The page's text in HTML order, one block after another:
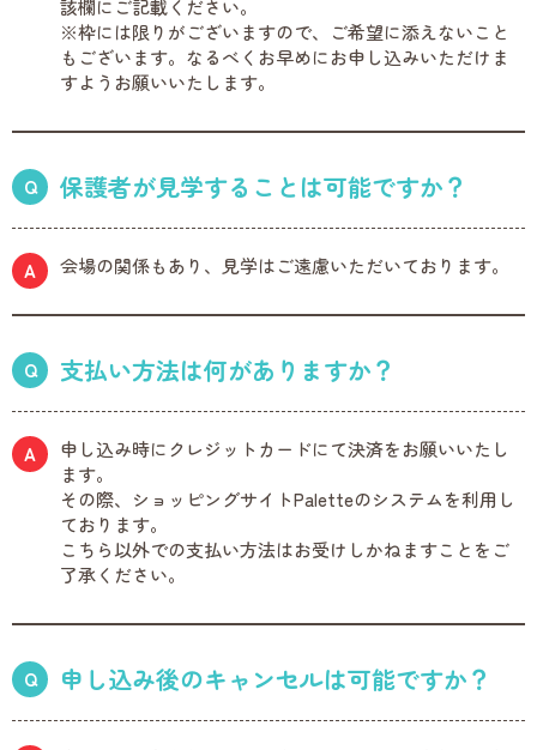
該欄にご記載ください。
※枠には限りがございますので、ご希望に添えないこと
もございます。なるべくお早めにお申し込みいただけま
すようお願いいたします。
保護者が見学することは可能ですか？
会場の関係もあり、見学はご遠慮いただいております。
支払い方法は何がありますか？
申し込み時にクレジットカードにて決済をお願いいたし
ます。
その際、ショッピングサイトPaletteのシステムを利用し
ております。
こちら以外での支払い方法はお受けしかねますことをご
了承ください。
申し込み後のキャンセルは可能ですか？